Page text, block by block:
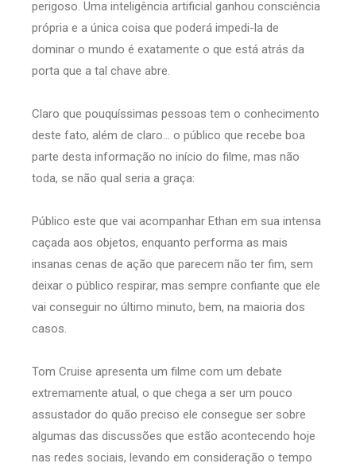
perigoso. Uma inteligência artificial ganhou consciência
própria e a única coisa que poderá impedi-la de
dominar o mundo é exatamente o que está atrás da
porta que a tal chave abre.
Claro que pouquíssimas pessoas tem o conhecimento
deste fato, além de claro... o público que recebe boa
parte desta informação no início do filme, mas não
toda, se não qual seria a graça:
Público este que vai acompanhar Ethan em sua intensa
caçada aos objetos, enquanto performa as mais
insanas cenas de ação que parecem não ter fim, sem
deixar o público respirar, mas sempre confiante que ele
vai conseguir no último minuto, bem, na maioria dos
casos.
Tom Cruise apresenta um filme com um debate
extremamente atual, o que chega a ser um pouco
assustador do quão preciso ele consegue ser sobre
algumas das discussões que estão acontecendo hoje
nas redes sociais, levando em consideração o tempo